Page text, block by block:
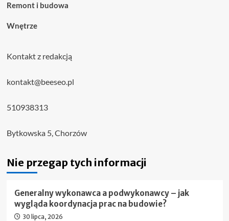
Remont i budowa
Wnętrze
Kontakt z redakcją
kontakt@beeseo.pl
510938313
Bytkowska 5, Chorzów
Nie przegap tych informacji
Generalny wykonawca a podwykonawcy – jak
wygląda koordynacja prac na budowie?
30 lipca, 2026